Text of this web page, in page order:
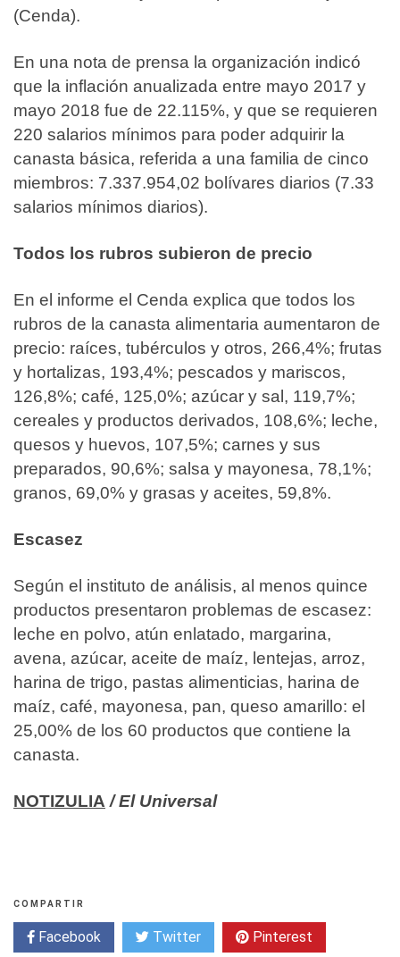
(Cenda).
En una nota de prensa la organización indicó
que la inflación anualizada entre mayo 2017 y
mayo 2018 fue de 22.115%, y que se requieren
220 salarios mínimos para poder adquirir la
canasta básica, referida a una familia de cinco
miembros: 7.337.954,02 bolívares diarios (7.33
salarios mínimos diarios).
Todos los rubros subieron de precio
En el informe el Cenda explica que todos los
rubros de la canasta alimentaria aumentaron de
precio: raíces, tubérculos y otros, 266,4%; frutas
y hortalizas, 193,4%; pescados y mariscos,
126,8%; café, 125,0%; azúcar y sal, 119,7%;
cereales y productos derivados, 108,6%; leche,
quesos y huevos, 107,5%; carnes y sus
preparados, 90,6%; salsa y mayonesa, 78,1%;
granos, 69,0% y grasas y aceites, 59,8%.
Escasez
Según el instituto de análisis, al menos quince
productos presentaron problemas de escasez:
leche en polvo, atún enlatado, margarina,
avena, azúcar, aceite de maíz, lentejas, arroz,
harina de trigo, pastas alimenticias, harina de
maíz, café, mayonesa, pan, queso amarillo: el
25,00% de los 60 productos que contiene la
canasta.
NOTIZULIA / El Universal
COMPARTIR
Facebook Twitter Pinterest